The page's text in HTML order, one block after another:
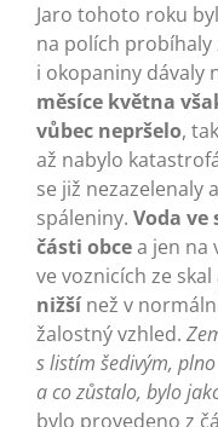
Jaro tohoto roku
na polích probíhaly
i okopaniny dávaly
měsíce května
vůbec nepršelo,
až nabylo
se již nezazelenaly
spáleniny. Voda
části obcea jen na
ve voznicích ze
nižšínež v
žalostný vzhled.
s listím šedivým,
a co zůstalo, bylo
bylo provedeno z